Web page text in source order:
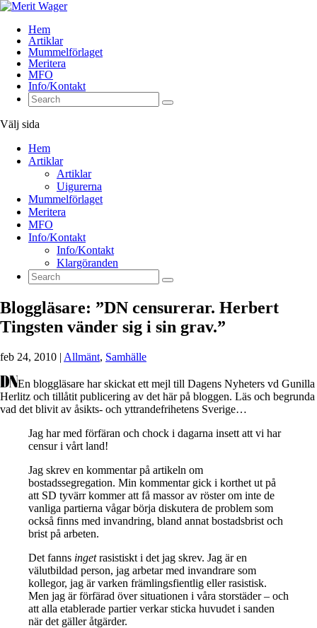
Hem
Artiklar
Mummelförlaget
Meritera
MFO
Info/Kontakt
Välj sida
Hem
Artiklar
Artiklar
Uigurerna
Mummelförlaget
Meritera
MFO
Info/Kontakt
Info/Kontakt
Klargöranden
Bloggläsare: ”DN censurerar. Herbert
Tingsten vänder sig i sin grav.”
feb 24, 2010 | Allmänt, Samhälle
En bloggläsare har skickat ett mejl till Dagens Nyheters vd Gunilla
Herlitz och tillåtit publicering av det här på bloggen. Läs och begrunda
vad det blivit av åsikts- och yttrandefrihetens Sverige…
Jag har med förfäran och chock i dagarna insett att vi har
censur i vårt land!
Jag skrev en kommentar på artikeln om
bostadssegregation. Min kommentar gick i korthet ut på
att SD tyvärr kommer att få massor av röster om inte de
vanliga partierna vågar börja diskutera de problem som
också finns med invandring, bland annat bostadsbrist och
brist på arbeten.
Det fanns ingetrasistiskt i det jag skrev. Jag är en
välutbildad person, jag arbetar med invandrare som
kollegor, jag är varken främlingsfientlig eller rasistisk.
Men jag är förfärad över situationen i våra storstäder – och
att alla etablerade partier verkar sticka huvudet i sanden
när det gäller åtgärder.